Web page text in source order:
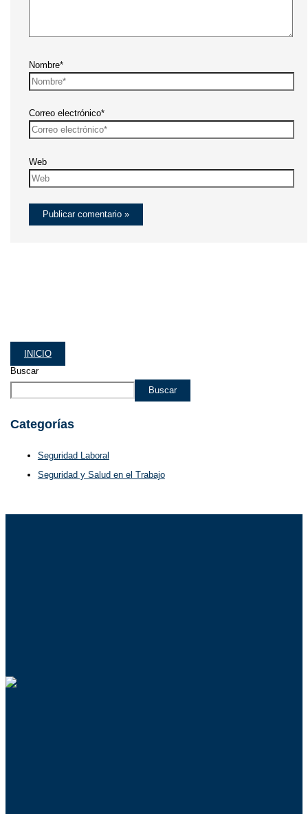
INICIO
Buscar
Buscar
Categorías
Seguridad Laboral
Seguridad y Salud en el Trabajo
Nombre*
Correo electrónico*
Web